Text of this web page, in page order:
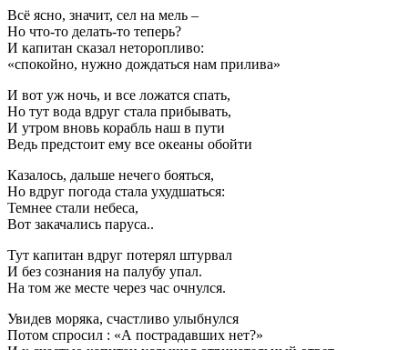
Всё ясно, значит, сел на мель –
Но что-то делать-то теперь?
И капитан сказал неторопливо:
«спокойно, нужно дождаться нам прилива»
И вот уж ночь, и все ложатся спать,
Но тут вода вдруг стала прибывать,
И утром вновь корабль наш в пути
Ведь предстоит ему все океаны обойти
Казалось, дальше нечего бояться,
Но вдруг погода стала ухудшаться:
Темнее стали небеса,
Вот закачались паруса..
Тут капитан вдруг потерял штурвал
И без сознания на палубу упал.
На том же месте через час очнулся.
Увидев моряка, счастливо улыбнулся
Потом спросил : «А пострадавших нет?»